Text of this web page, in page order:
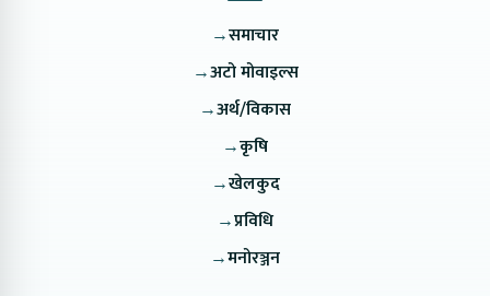
→समाचार
→अटो मोवाइल्स
→अर्थ/विकास
→कृषि
→खेलकुद
→प्रविधि
→मनोरञ्जन